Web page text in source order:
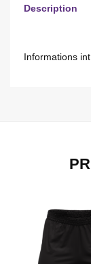
Description
Informations